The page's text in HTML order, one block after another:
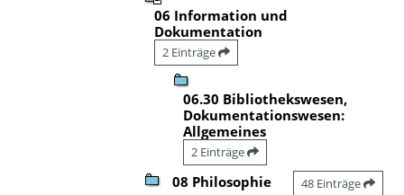
06 Information und
Dokumentation
2 Einträge
06.30 Bibliothekswesen,
Dokumentationswesen:
Allgemeines
2 Einträge
08 Philosophie 48 Einträge